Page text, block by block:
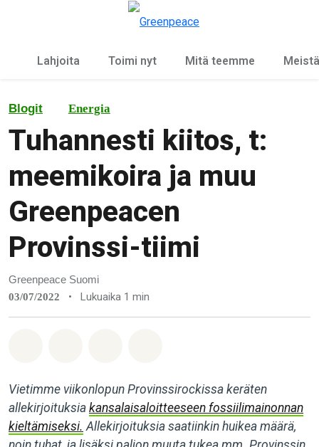
Lahjoita Toimi nyt Mitä teemme Meistä
Blogit Energia
Tuhannesti kiitos, t:
meemikoira ja muu
Greenpeacen
Provinssi-tiimi
Greenpeace Suomi
03/07/2022 • Lukuaika 1 min
Vietimme viikonlopun Provinssirockissa keräten
allekirjoituksia kansalaisaloitteeseen fossiilimainonnan
kieltämiseksi. Allekirjoituksia saatiinkin huikea määrä,